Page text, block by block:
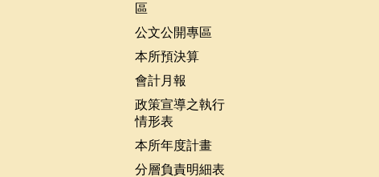
區
公文公開專區
本所預決算
會計月報
政策宣導之執行
情形表
本所年度計畫
分層負責明細表